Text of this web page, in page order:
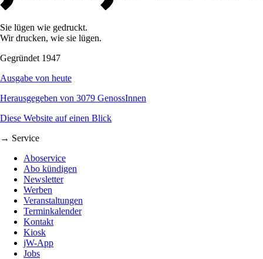
Sie lügen wie gedruckt.
Wir drucken, wie sie lügen.
Gegründet 1947
Ausgabe von heute
Herausgegeben von 3079 GenossInnen
Diese Website auf einen Blick
→ Service
Aboservice
Abo kündigen
Newsletter
Werben
Veranstaltungen
Terminkalender
Kontakt
Kiosk
jW-App
Jobs